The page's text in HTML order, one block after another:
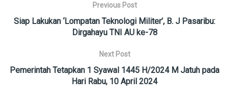
Previous Post
Siap Lakukan ‘Lompatan Teknologi Militer’, B. J Pasaribu:
Dirgahayu TNI AU ke-78
Next Post
Pemerintah Tetapkan 1 Syawal 1445 H/2024 M Jatuh pada
Hari Rabu, 10 April 2024